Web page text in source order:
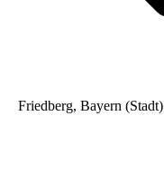
Friedberg, Bayern (Stadt)